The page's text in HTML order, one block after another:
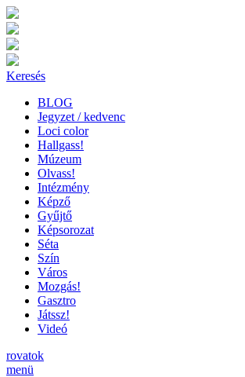
Keresés
BLOG
Jegyzet / kedvenc
Loci color
Hallgass!
Múzeum
Olvass!
Intézmény
Képző
Gyűjtő
Képsorozat
Séta
Szín
Város
Mozgás!
Gasztro
Játssz!
Videó
rovatok
menü